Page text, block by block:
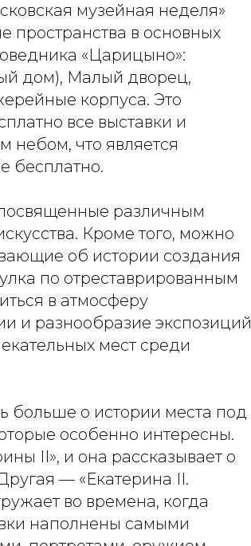
музейная неделя»
пространства в основных
«Царицыно»:
дом), Малый дворец,
корпуса. Это
все выставки и
небом, что является
бесплатно.
различным
Кроме того, можно
об истории создания
по отреставрированным
в атмосферу
и разнообразие экспозиций
мест среди
больше о истории места под
особенно интересны.
II», и она рассказывает о
— «Екатерина II.
во времена, когда
наполнены самыми